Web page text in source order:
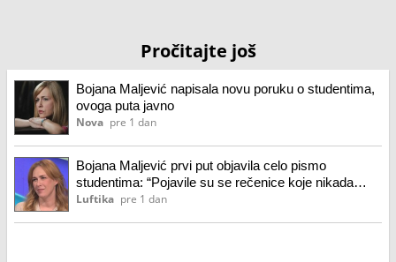
Pročitajte još
Bojana Maljević napisala novu poruku o studentima,
ovoga puta javno
Nova pre 1 dan
Bojana Maljević prvi put objavila celo pismo
studentima: “Pojavile su se rečenice koje nikada
nisam napisala”
Luftika pre 1 dan